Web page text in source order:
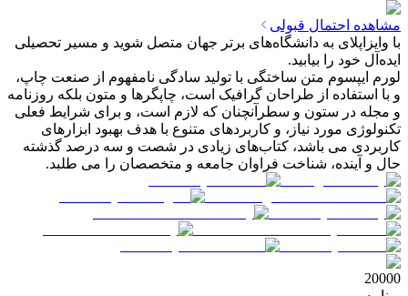
مشاهده احتمال قبولی
با وایزاپلای به دانشگاه‌های برتر جهان متصل شوید و مسیر تحصیلی
ایده‌آل خود را بیابید.
لورم ایپسوم متن ساختگی با تولید سادگی نامفهوم از صنعت چاپ،
و با استفاده از طراحان گرافیک است، چاپگرها و متون بلکه روزنامه
و مجله در ستون و سطرآنچنان که لازم است، و برای شرایط فعلی
تکنولوژی مورد نیاز، و کاربردهای متنوع با هدف بهبود ابزارهای
کاربردی می باشد، کتاب‌های زیادی در شصت و سه درصد گذشته
حال و آینده، شناخت فراوان جامعه و متخصصان را می طلبد.
20000